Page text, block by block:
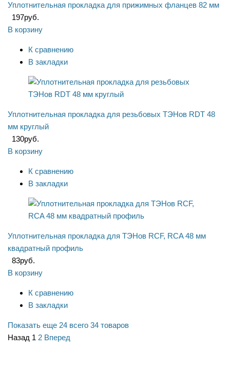
Уплотнительная прокладка для прижимных фланцев 82 мм
197руб.
В корзину
К сравнению
В закладки
Уплотнительная прокладка для резьбовых ТЭНов RDT 48
мм круглый
130руб.
В корзину
К сравнению
В закладки
Уплотнительная прокладка для ТЭНов RCF, RCA 48 мм
квадратный профиль
83руб.
В корзину
К сравнению
В закладки
Показать еще 24 всего 34 товаров
Назад 1 2 Вперед